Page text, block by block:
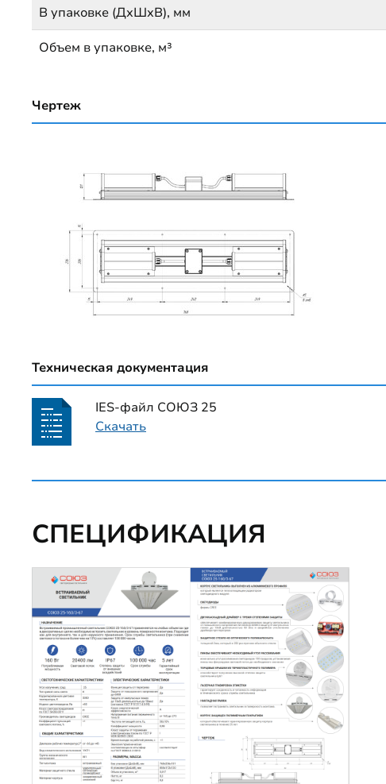
В упаковке (ДхШхВ), мм
Объем в упаковке, м³
Чертеж
Техническая документация
IES-файл СОЮЗ 25
Скачать
СПЕЦИФИКАЦИЯ